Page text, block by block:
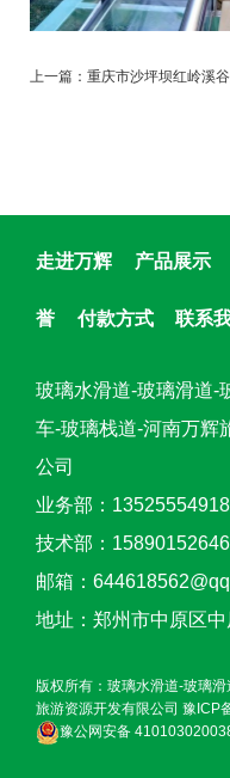
上一篇： 重庆市沙坪坝红岭溪
走进万辉 产品展示
誉 付款方式 联系
玻璃水滑道-玻璃滑道-
车-玻璃栈道-河南万辉
公司
业务部：13525554918
技术部：15890152646
邮箱：
地址：郑州市中原区
版权所有：玻璃水滑道-玻璃
旅游资源开发有限公司 豫ICP
豫公网安备